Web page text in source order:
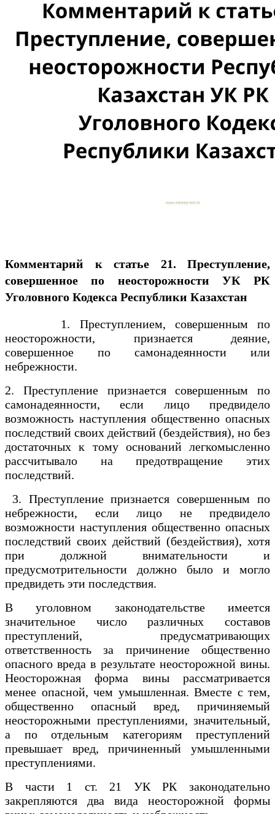
Комментарий к статье 21. Преступление,
совершенное по неосторожности УК РК
Уголовного Кодекса Республики Казахстан
1. Преступлением, совершенным по
неосторожности, признается деяние,
совершенное по самонадеянности или
небрежности.
2. Преступление признается совершенным по
самонадеянности, если лицо предвидело
возможность наступления общественно опасных
последствий своих действий (бездействия), но без
достаточных к тому оснований легкомысленно
рассчитывало на предотвращение этих
последствий.
3. Преступление признается совершенным по
небрежности, если лицо не предвидело
возможности наступления общественно опасных
последствий своих действий (бездействия), хотя
при должной внимательности и
предусмотрительности должно было и могло
предвидеть эти последствия.
В уголовном законодательстве имеется
значительное число различных составов
преступлений, предусматривающих
ответственность за причинение общественно
опасного вреда в результате неосторожной вины.
Неосторожная форма вины рассматривается
менее опасной, чем умышленная. Вместе с тем,
общественно опасный вред, причиняемый
неосторожными преступлениями, значительный,
а по отдельным категориям преступлений
превышает вред, причиненный умышленными
преступлениями.
В части 1 ст. 21 УК РК законодательно
закрепляются два вида неосторожной формы